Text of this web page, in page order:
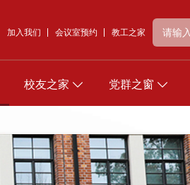
加入我们 会议室预约 教工之家
校友之家 党群之窗